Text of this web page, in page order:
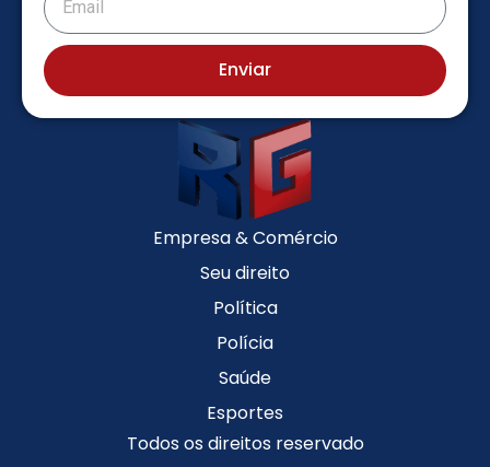
Enviar
Empresa & Comércio
Seu direito
Política
Polícia
Saúde
Esportes
Todos os direitos reservado